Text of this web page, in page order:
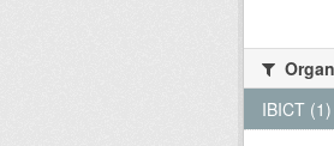
IBICT (1)